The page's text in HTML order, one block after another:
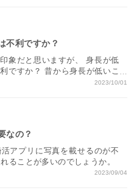
不利ですか？
象だと思いますが、 身長が低
ですか？ 昔から身長が低いこ
のお付き合いが上手くいかな
2023/10/01
なの？
アプリに写真を載せるのが不
ることが多いのでしょうか。
2023/09/04